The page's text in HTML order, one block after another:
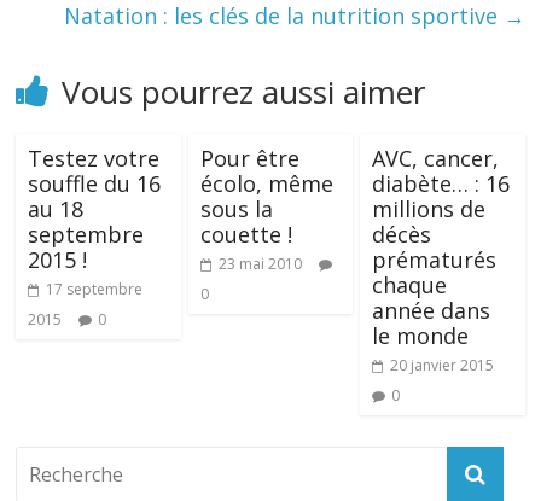
Natation : les clés de la nutrition sportive →
Vous pourrez aussi aimer
Testez votre
souffle du 16
au 18
septembre
2015 !
17 septembre
2015
0
Pour être
écolo, même
sous la
couette !
23 mai 2010
0
AVC, cancer,
diabète… : 16
millions de
décès
prématurés
chaque
année dans
le monde
20 janvier 2015
0